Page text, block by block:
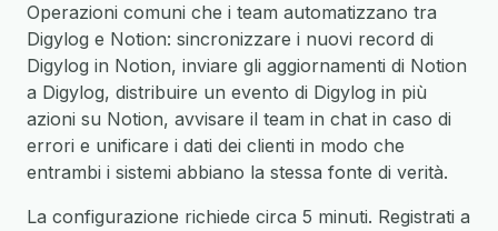
Operazioni comuni che i team automatizzano tra
Digylog e Notion: sincronizzare i nuovi record di
Digylog in Notion, inviare gli aggiornamenti di Notion
a Digylog, distribuire un evento di Digylog in più
azioni su Notion, avvisare il team in chat in caso di
errori e unificare i dati dei clienti in modo che
entrambi i sistemi abbiano la stessa fonte di verità.
La configurazione richiede circa 5 minuti. Registrati a